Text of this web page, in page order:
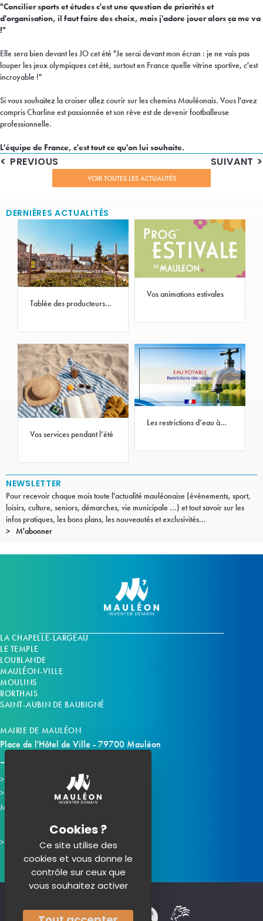
"Concilier sports et études c'est une question de priorités et
d'organisation, il faut faire des choix, mais j'adore jouer alors ça me va
!"
Elle sera bien devant les JO cet été "Je serai devant mon écran : je ne vais pas
louper les jeux olympiques cet été, surtout en France quelle vitrine sportive, c'est
incroyable !"
Si vous souhaitez la croiser allez courir sur les chemins Mauléonais. Vous l'avez
compris Charline est passionnée et son rêve est de devenir footballeuse
professionnelle.
L'équipe de France, c'est tout ce qu'on lui souhaite.
PREVIOUS SUIVANT
VOIR TOUTES LES ACTUALITÉS
DERNIÈRES ACTUALITÉS
Tablée des producteurs
Vos animations estivales
Vos services pendant l’été
Les restrictions d’eau à
NEWSLETTER
Pour recevoir chaque mois toute l'actualité mauléonaise (évènements, sport,
loisirs, culture, seniors, démarches, vie municipale ...) et tout savoir sur les
infos pratiques, les bons plans, les nouveautés et exclusivités...
M'abonner
LA CHAPELLE-LARGEAU
LE TEMPLE
LOUBLANDE
MAULÉON-VILLE
MOULINS
RORTHAIS
SAINT-AUBIN DE BAUBIGNÉ
MAIRIE DE MAULÉON
Place de l'Hôtel de Ville - 79700 Mauléon
Horaires d'ouverture
Contacter la mairie
Mauléon sur les réseaux :
Ce site utilise des
cookies et vous donne le
contrôle sur ceux que
vous souhaitez activer